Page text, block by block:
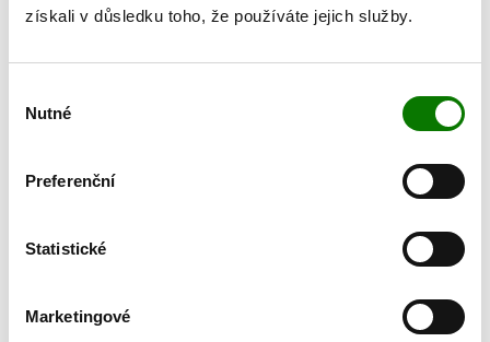
získali v důsledku toho, že používáte jejich služby.
souhlasu
Nutné
Preferenční
Statistické
Marketingové
KOSTIVALOVÝ KRÉM-GEL